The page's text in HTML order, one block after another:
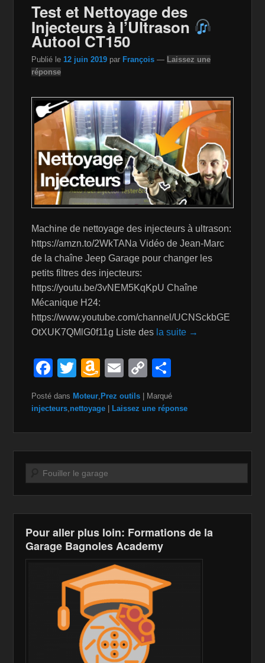
o
k
W
is
h
st
k
Test et Nettoyage des
Injecteurs à l’Ultrason
Autool CT150
Publié le12 juin 2019 par François — Laissez une
réponse
Machine de nettoyage des injecteurs à ultrason:
https://amzn.to/2WkTANa Vidéo de Jean-Marc
de la chaîne Jeep Garage pour changer les
petits filtres des injecteurs:
https://youtu.be/3vNEM5KqKpU Chaîne
Mécanique H24:
https://www.youtube.com/channel/UCNSckbGE
OtXUK7QMlG0f11g Liste des la suite →
F
a
c
o
o
k
T
wi
tt
A
m
a
n
W
is
h
Li
st
E
m
ail
C
o
p
n
k
ar
ta
Posté dans Moteur, Prez outils
Marqué
injecteurs,nettoyage Laissez une réponse
Recherche
Pour aller plus loin: Formations de la
Garage Bagnoles Academy